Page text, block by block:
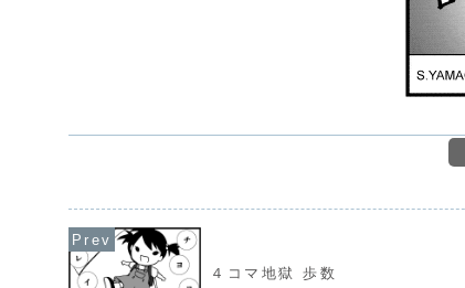
４コマ地獄 歩数